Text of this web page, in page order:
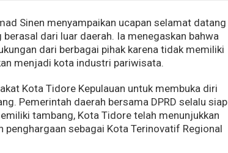
Sinen menyampaikan ucapan selamat datang
dari luar daerah. Ia menegaskan bahwa
dari berbagai pihak karena tidak memiliki
menjadi kota industri pariwisata.
Kota Tidore Kepulauan untuk membuka diri
Pemerintah daerah bersama DPRD selalu siap
tambang, Kota Tidore telah menunjukkan
penghargaan sebagai Kota Terinovatif Regional